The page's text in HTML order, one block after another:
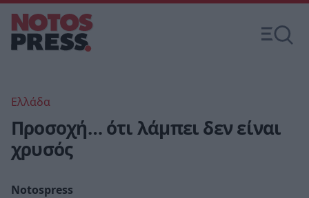
Ελλάδα
Προσοχή… ότι λάμπει δεν είναι
χρυσός
Notospress